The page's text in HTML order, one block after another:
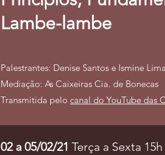
Lambe-lambe
Palestrantes: Denise Santos e Ismine
Mediação: As Caixeiras Cia. de Bonecas
Transmitida pelo canal do YouTube das
02 a 05/02/21 Terça a Sexta